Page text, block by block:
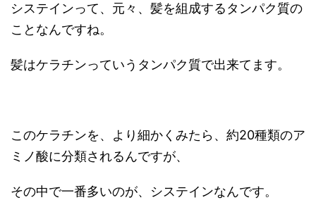
システインって、元々、髪を組成するタンパク質の
ことなんですね。
髪はケラチンっていうタンパク質で出来てます。
このケラチンを、より細かくみたら、約20種類のア
ミノ酸に分類されるんですが、
その中で一番多いのが、システインなんです。